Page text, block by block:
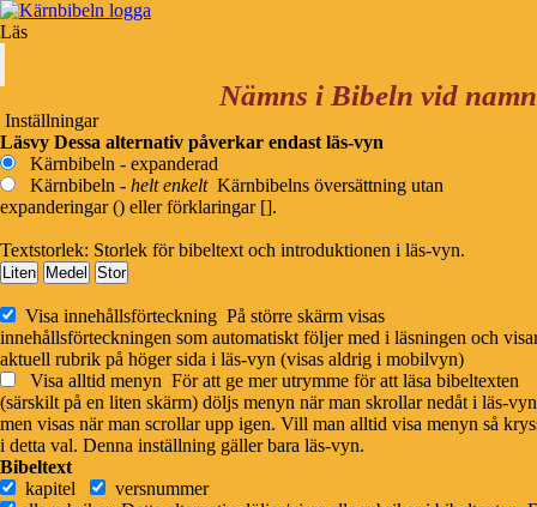
Läs
Inställningar
Läsvy Dessa alternativ påverkar endast läs-vyn
Kärnbibeln - expanderad
Kärnbibeln - helt enkelt Kärnbibelns översättning utan
expanderingar () eller förklaringar [].
Textstorlek: Storlek för bibeltext och introduktionen i läs-vyn.
Liten Medel Stor
Visa innehållsförteckning På större skärm visas
innehållsförteckningen som automatiskt följer med i läsningen och
aktuell rubrik på höger sida i läs-vyn (visas aldrig i mobilvyn)
Visa alltid menyn För att ge mer utrymme för att läsa bibeltexten
(särskilt på en liten skärm) döljs menyn när man skrollar nedåt i läs-
men visas när man scrollar upp igen. Vill man alltid visa menyn så
i detta val. Denna inställning gäller bara läs-vyn.
Bibeltext
kapitel
versnummer
Sök ny person
Tidigare person
Nämns i Bibeln vid namn
Shemaja
Tidsperiod: ❺David-fångenskapen (1000 – 586 f.Kr.)
Ålder:
-
Alt. namn/stavningar:
Shemajaho
Engelska namn:
Shemaiah
Far:
Shekanja
Visa Shemaja i stora familjeträdet
Rapportera ett problem
Användning i Bibeln
Shemajaho
שְׁמַעְיָ֫הוּ(Shemajaho)
41 ggr i GT